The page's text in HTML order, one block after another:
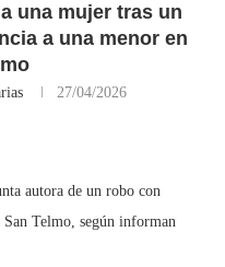
una mujer tras un
a una menor en
27/04/2026
autora de un robo con
Telmo, según informan